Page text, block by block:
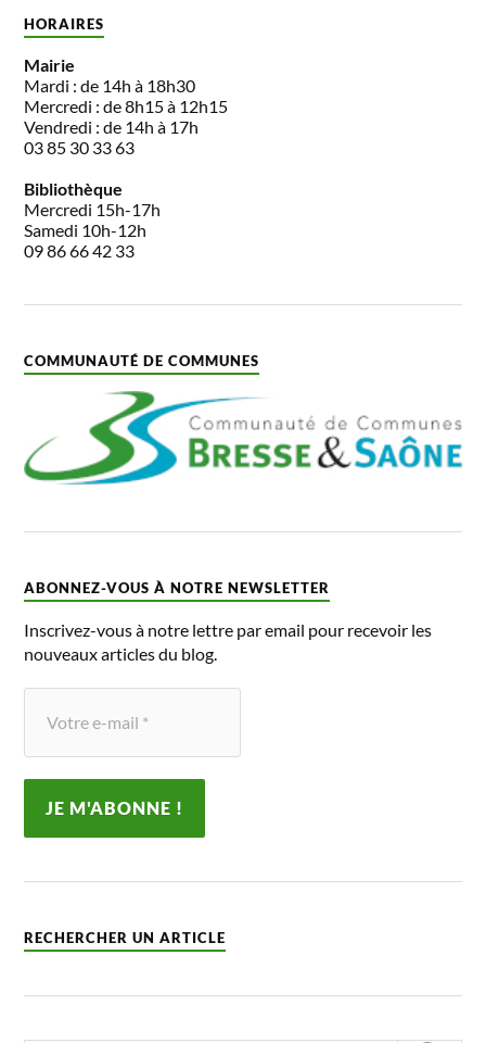
HORAIRES
Mairie
Mardi : de 14h à 18h30
Mercredi : de 8h15 à 12h15
Vendredi : de 14h à 17h
03 85 30 33 63
Bibliothèque
Mercredi 15h-17h
Samedi 10h-12h
09 86 66 42 33
COMMUNAUTÉ DE COMMUNES
ABONNEZ-VOUS À NOTRE NEWSLETTER
Inscrivez-vous à notre lettre par email pour recevoir les
nouveaux articles du blog.
RECHERCHER UN ARTICLE